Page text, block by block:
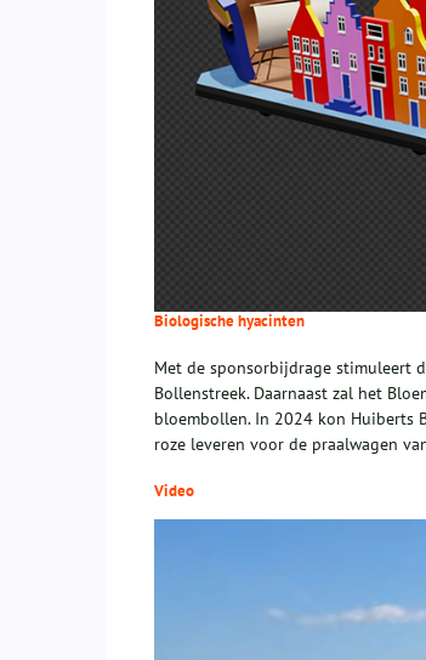
Biologische hyacinten
Met de sponsorbijdrage stimuleert
Bollenstreek. Daarnaast zal het
bloembollen. In 2024 kon Huiberts
roze leveren voor de praalwagen
Video